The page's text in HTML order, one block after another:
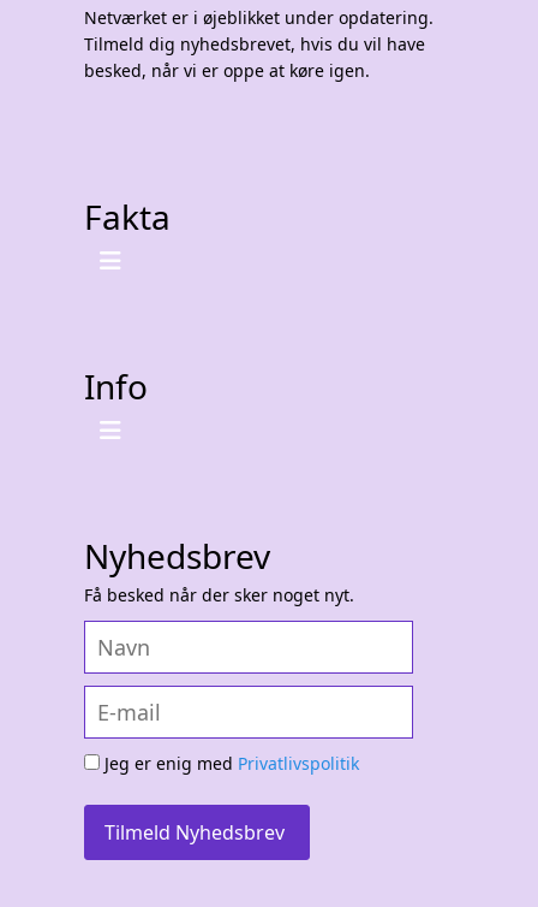
Netværket er i øjeblikket under opdatering.
Tilmeld dig nyhedsbrevet, hvis du vil have
besked, når vi er oppe at køre igen.
Fakta
Info
Nyhedsbrev
Få besked når der sker noget nyt.
Jeg er enig med Privatlivspolitik
Tilmeld Nyhedsbrev